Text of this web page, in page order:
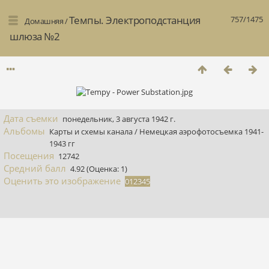
757/1475
Домашняя/Темпы. Электроподстанция
шлюза №2
Дата съемки понедельник, 3 августа 1942 г.
Альбомы Карты и схемы канала/ Немецкая аэрофотосъемка 1941-
1943 гг
Посещения 12742
Средний балл 4.92(Оценка: 1)
Оценить это изображение